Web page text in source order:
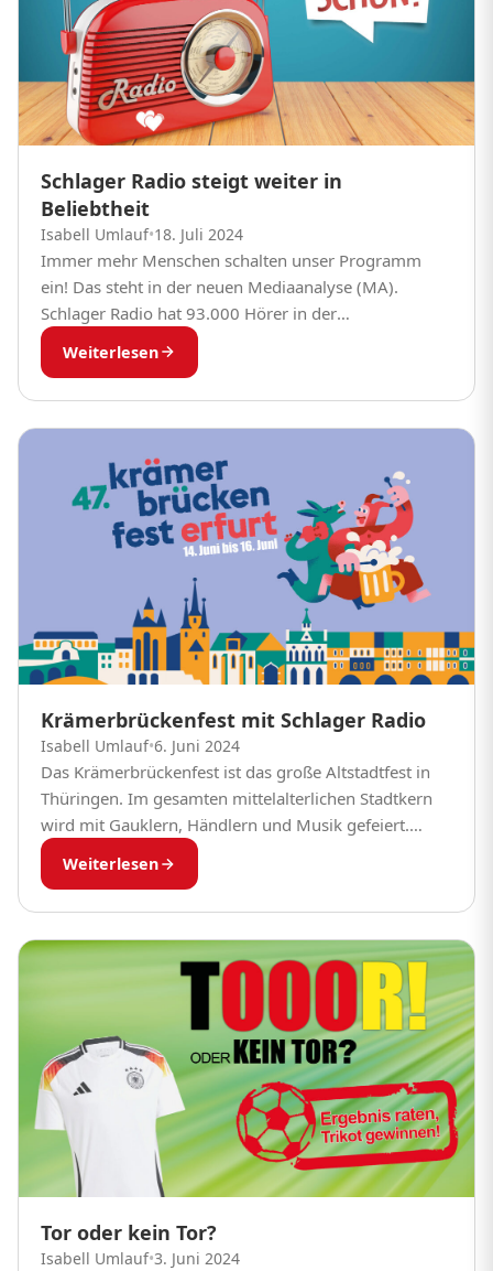
Schlager Radio steigt weiter in
Beliebtheit
Isabell Umlauf•18. Juli 2024
Immer mehr Menschen schalten unser Programm
ein! Das steht in der neuen Mediaanalyse (MA).
Schlager Radio hat 93.000 Hörer in der
Durchschnittsstunde. Das sind 9,4 Prozent mehr als
im Jahr...
Weiterlesen
Krämerbrückenfest mit Schlager Radio
Isabell Umlauf•6. Juni 2024
Das Krämerbrückenfest ist das große Altstadtfest in
Thüringen. Im gesamten mittelalterlichen Stadtkern
wird mit Gauklern, Händlern und Musik gefeiert.
Erleben Sie Schlager Radio am Sonntag, 16. Juni live
auf dem...
Weiterlesen
Tor oder kein Tor?
Isabell Umlauf•3. Juni 2024